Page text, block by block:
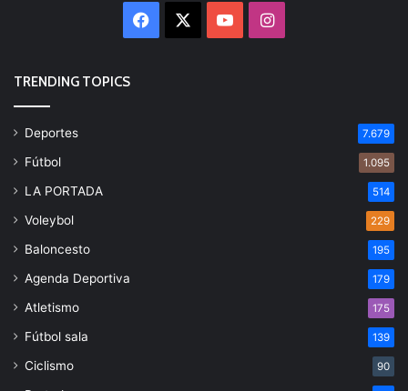
Facebook YouTubeInstagram
TRENDING TOPICS
Deportes 7.679
Fútbol 1.095
LA PORTADA 514
Voleybol 229
Baloncesto 195
Agenda Deportiva 179
Atletismo 175
Fútbol sala 139
Ciclismo 90